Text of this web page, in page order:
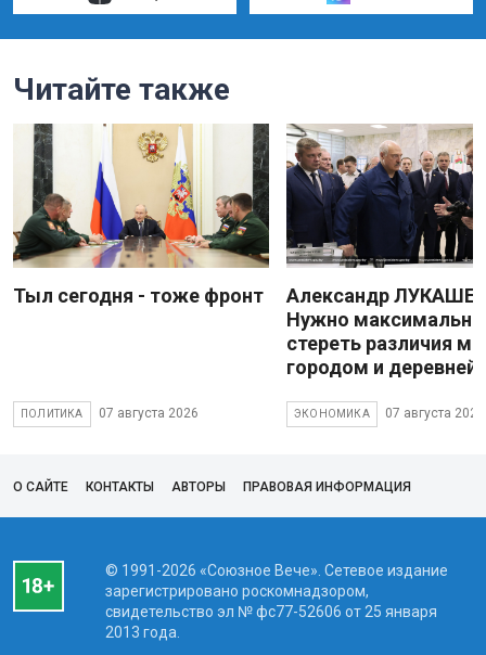
Читайте также
Тыл сегодня - тоже фронт
ПОЛИТИКА 07 августа 2026
Александр
Нужно максимально
стереть различия
городом и деревней
ЭКОНОМИКА 07 августа 2026
О САЙТЕ КОНТАКТЫ АВТОРЫ ПРАВОВАЯ ИНФОРМАЦИЯ
© 1991-2026 «Союзное Вече». Сетевое издание
зарегистрировано роскомнадзором,
свидетельство эл № фc77-52606 от 25 января
2013 года.